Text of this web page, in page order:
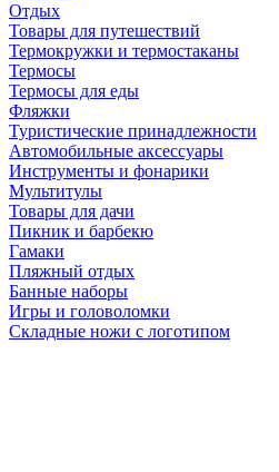
Отдых
Товары для путешествий
Термокружки и термостаканы
Термосы
Термосы для еды
Фляжки
Туристические принадлежности
Автомобильные аксессуары
Инструменты и фонарики
Мультитулы
Товары для дачи
Пикник и барбекю
Гамаки
Пляжный отдых
Банные наборы
Игры и головоломки
Складные ножи с логотипом